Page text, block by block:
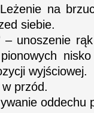
Leżenie na
siebie.
– unoszenie
wyjściowej.
przód.
oddechu